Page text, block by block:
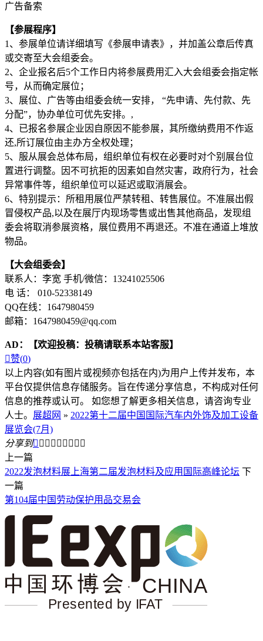
广告备索
【参展程序】
1、参展单位请详细填写《参展申请表》，并加盖公章后传真
或交寄至大会组委会。
2、企业报名后5个工作日内将参展费用汇入大会组委会指定帐
号，从而确定展位；
3、展位、广告等由组委会统一安排， “先申请、先付款、先
分配”，协办单位可优先安排。,
4、已报名参展企业因自原因不能参展，其所缴纳费用不作返
还,所订展位由主办方全权处理；
5、服从展会总体布局，组织单位有权在必要时对个别展台位
置进行调整。因不可抗拒的因素如自然灾害，政府行为，社会
异常事件等，组织单位可以延迟或取消展会。
6、特别提示：所租用展位严禁转租、转售展位。不准展出假
冒侵权产品,以及在展厅内现场零售或出售其他商品，发现组
委会将取消参展资格，展位费用不再退还。不准在通道上堆放
物品。
【大会组委会】
联系人：李宽 手机/微信：13241025506
电 话： 010-52338149
QQ在线：1647980459
邮箱：1647980459@qq.com
AD：
【欢迎投稿：投稿请联系本站客服】
赞(0)
以上内容(如有图片或视频亦包括在内)为用户上传并发布，本
平台仅提供信息存储服务。旨在传递分享信息，不构成对任何
信息的推荐或认可。 如您想了解更多相关信息，请咨询专业
人士。 展超网 » 2022第十二届中国国际汽车内外饰及加工设备
展览会(7月)
分享到        
上一篇
2022发泡材料展上海第二届发泡材料及应用国际高峰论坛 下
一篇
第104届中国劳动保护用品交易会